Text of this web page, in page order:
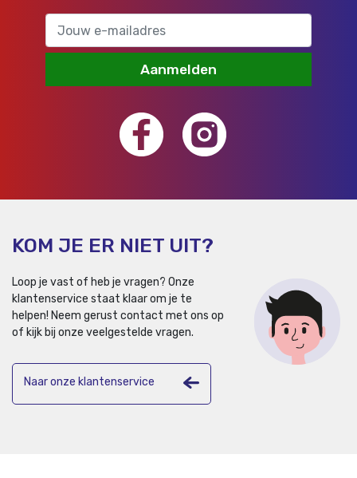
Aanmelden
KOM JE ER NIET UIT?
Loop je vast of heb je vragen? Onze
klantenservice staat klaar om je te
helpen! Neem gerust contact met ons op
of kijk bij onze veelgestelde vragen.
Naar onze klantenservice